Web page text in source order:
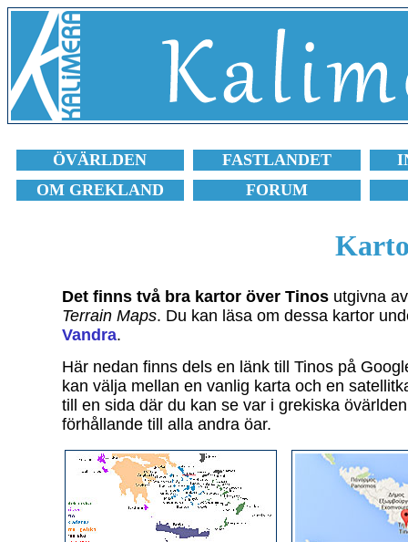
ÖVÄRLDEN FASTLANDET
OM GREKLAND
FORUM
Det finns två bra kartor över Tinos utgivna
Terrain Maps. Du kan läsa om dessa kartor
Vandra.
Här nedan finns dels en länk till Tinos på
kan välja mellan en vanlig karta och en
till en sida där du kan se var i grekiska
förhållande till alla andra öar.